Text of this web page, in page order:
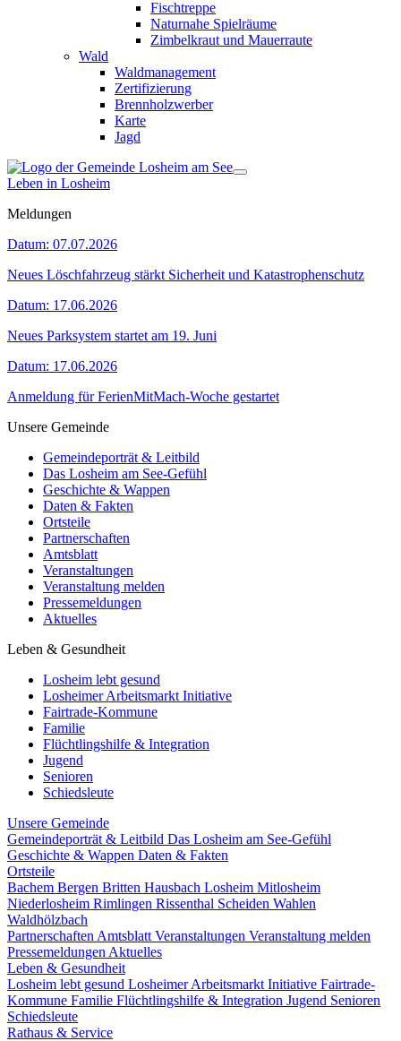
Fischtreppe
Naturnahe Spielräume
Zimbelkraut und Mauerraute
Wald
Waldmanagement
Zertifizierung
Brennholzwerber
Karte
Jagd
Leben in Losheim
Meldungen
Datum: 07.07.2026
Neues Löschfahrzeug stärkt Sicherheit und Katastrophenschutz
Datum: 17.06.2026
Neues Parksystem startet am 19. Juni
Datum: 17.06.2026
Anmeldung für FerienMitMach-Woche gestartet
Unsere Gemeinde
Gemeindeporträt & Leitbild
Das Losheim am See-Gefühl
Geschichte & Wappen
Daten & Fakten
Ortsteile
Partnerschaften
Amtsblatt
Veranstaltungen
Veranstaltung melden
Pressemeldungen
Aktuelles
Leben & Gesundheit
Losheim lebt gesund
Losheimer Arbeitsmarkt Initiative
Fairtrade-Kommune
Familie
Flüchtlingshilfe & Integration
Jugend
Senioren
Schiedsleute
Unsere Gemeinde
Gemeindeporträt & Leitbild Das Losheim am See-Gefühl
Geschichte & Wappen Daten & Fakten
Ortsteile
Bachem Bergen Britten Hausbach Losheim Mitlosheim
Niederlosheim Rimlingen Rissenthal Scheiden Wahlen
Waldhölzbach
Partnerschaften Amtsblatt Veranstaltungen Veranstaltung melden
Pressemeldungen Aktuelles
Leben & Gesundheit
Losheim lebt gesund Losheimer Arbeitsmarkt Initiative Fairtrade-
Kommune Familie Flüchtlingshilfe & Integration Jugend Senioren
Schiedsleute
Rathaus & Service